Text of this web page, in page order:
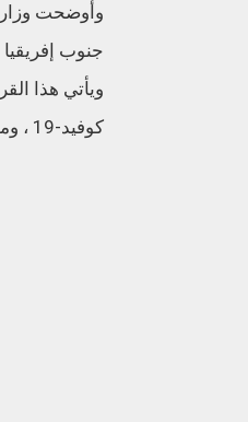
وأوضحت
جنوب إفريقيا
ويأتي هذا
كوفيد-19 ، ومواجهة تدهور الوضع الصحي في بعض البلدان.